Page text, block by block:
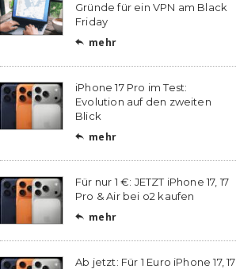
Gründe für ein VPN am Black
Friday
 mehr
iPhone 17 Pro im Test:
Evolution auf den zweiten
Blick
 mehr
Für nur 1 €: JETZT iPhone 17, 17
Pro & Air bei o2 kaufen
 mehr
Ab jetzt: Für 1 Euro iPhone 17, 17